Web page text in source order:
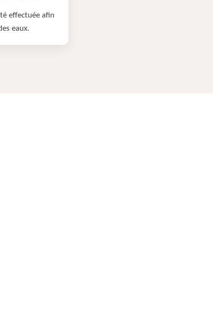
effectuée afin
eaux.